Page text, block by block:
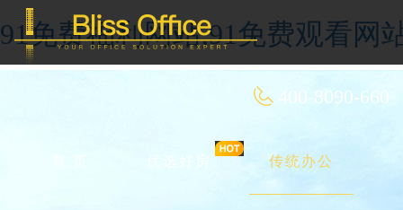
91免费福利网站,91免费观看网
400-8090-660
优选好房 传统办公